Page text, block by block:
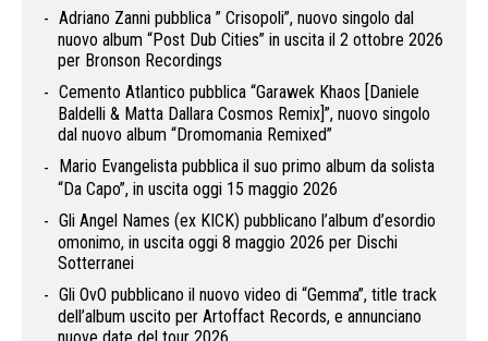
Adriano Zanni pubblica ” Crisopoli”, nuovo singolo dal
nuovo album “Post Dub Cities” in uscita il 2 ottobre 2026
per Bronson Recordings
Cemento Atlantico pubblica “Garawek Khaos [Daniele
Baldelli & Matta Dallara Cosmos Remix]”, nuovo singolo
dal nuovo album “Dromomania Remixed”
Mario Evangelista pubblica il suo primo album da solista
“Da Capo”, in uscita oggi 15 maggio 2026
Gli Angel Names (ex KICK) pubblicano l’album d’esordio
omonimo, in uscita oggi 8 maggio 2026 per Dischi
Sotterranei
Gli OvO pubblicano il nuovo video di “Gemma”, title track
dell’album uscito per Artoffact Records, e annunciano